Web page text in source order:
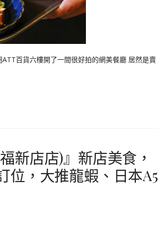
百貨六樓開了一間很好拍的網美餐廳 居然是賣
新店店)』新店美食，
位，大推龍蝦、日本A5